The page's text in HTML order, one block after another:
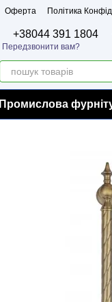
Оферта Політика
+38044 391 1804
Передзвонити вам?
Промислова